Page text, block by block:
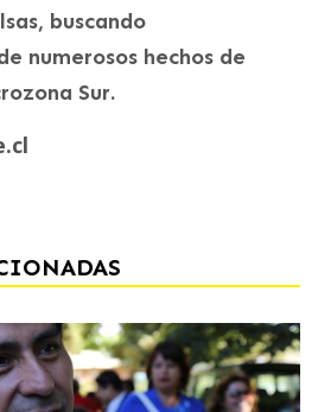
buscando
numerosos hechos de
Sur.